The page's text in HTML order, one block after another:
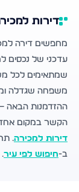
דירות
מחפשים דירה
עדכני של נכסים
שמתאימים לכל
משפחה שגדלה
ההזדמנות הבאה
הקשר במקום
דירות למכירה.
ב-חיפוש לפי עיר.